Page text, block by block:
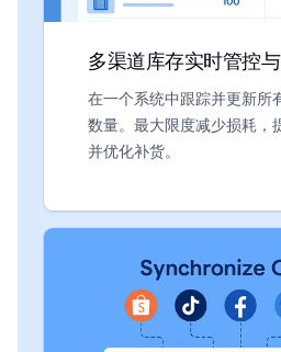
多渠道库存实时管控
在一个系统中跟踪并更新所
数量。最大限度减少损耗，
并优化补货。